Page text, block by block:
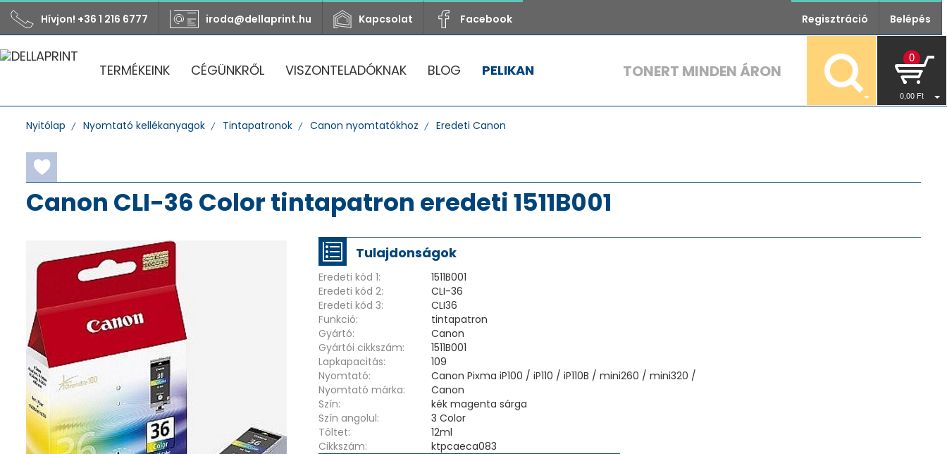
Hívjon! +36 1 216 6777 iroda@dellaprint.hu Kapcsolat Facebook Regisztráció Belépés
TERMÉKEINK CÉGÜNKRŐL VISZONTELADÓKNAK BLOG PELIKAN
0
0,00 Ft
TONERT MINDEN ÁRON
Nyitólap Nyomtató kellékanyagok Tintapatronok Canon nyomtatókhoz Eredeti Canon
Canon CLI-36 Color tintapatron eredeti 1511B001
Tulajdonságok
Eredeti kód 1:
1511B001
Eredeti kód 2:
CLI-36
Eredeti kód 3:
CLI36
Funkció:
tintapatron
Gyártó:
Canon
Gyártói cikkszám:
1511B001
Lapkapacitás:
109
Nyomtató:
Canon Pixma iP100 / iP110 / iP110B / mini260 / mini320 /
Nyomtató márka:
Canon
Szín:
kék magenta sárga
Szín angolul:
3 Color
Töltet:
12ml
Cikkszám:
ktpcaeca083